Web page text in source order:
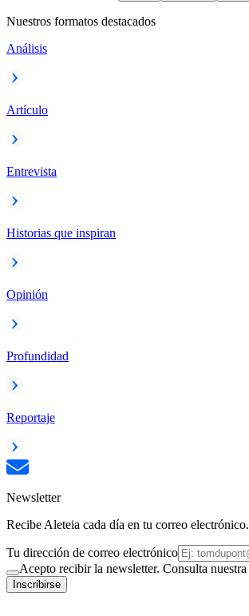
Nuestros formatos destacados
Análisis
Artículo
Entrevista
Historias que inspiran
Opinión
Profundidad
Reportaje
Newsletter
Recibe Aleteia cada día en tu correo electrónico.
Tu dirección de correo electrónico
Acepto recibir la newsletter. Consulta nuestra
Inscribirse